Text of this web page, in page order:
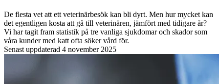
De flesta vet att ett veterinärbesök kan bli dyrt. Men hur mycket kan
det egentligen kosta att gå till veterinären, jämfört med tidigare år?
Vi har tagit fram statistik på tre vanliga sjukdomar och skador som
våra kunder med katt ofta söker vård för.
Senast uppdaterad 4 november 2025